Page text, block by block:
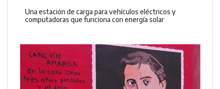
Una estación de carga para vehículos eléctricos y
computadoras que funciona con energía solar